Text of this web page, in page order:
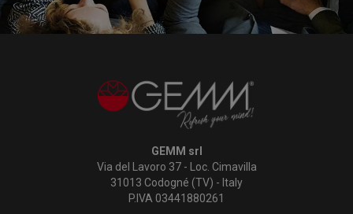
GEMM srl
Via del Lavoro 37 - Loc. Cimavilla
31013 Codogné (TV) - Italy
P.IVA 03441880261